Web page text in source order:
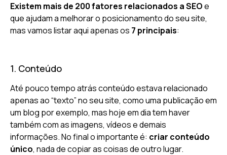
Existem mais de 200 fatores relacionados a SEOe
que ajudam a melhorar o posicionamento do seu site,
mas vamos listar aqui apenas os 7 principais:
1. Conteúdo
Até pouco tempo atrás conteúdo estava relacionado
apenas ao “texto” no seu site, como uma publicação em
um blog por exemplo, mas hoje em dia tem haver
também com as imagens, vídeos e demais
informações. No final o importante é: criar conteúdo
único, nada de copiar as coisas de outro lugar.